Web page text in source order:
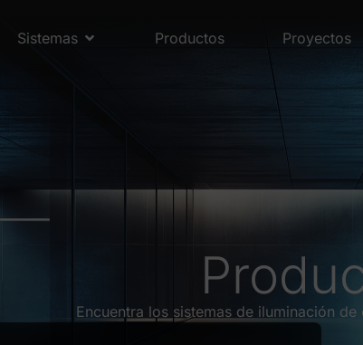
Sistemas Productos Proyectos
Encuentra los sistemas de iluminación